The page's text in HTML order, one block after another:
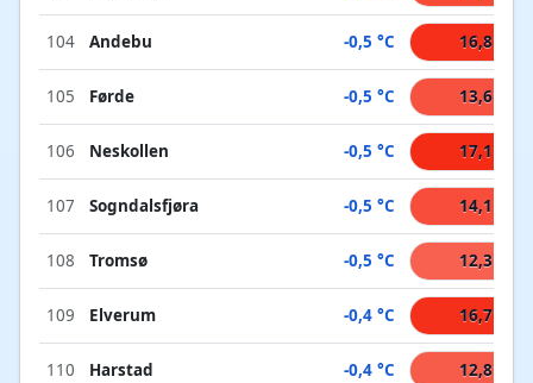
104 Andebu -0,5 °C 16,8 °C
105 Førde -0,5 °C 13,6 °C
106 Neskollen -0,5 °C 17,1 °C
107 Sogndalsfjøra -0,5 °C 14,1 °C
108 Tromsø -0,5 °C 12,3 °C
109 Elverum -0,4 °C 16,7 °C
110 Harstad -0,4 °C 12,8 °C